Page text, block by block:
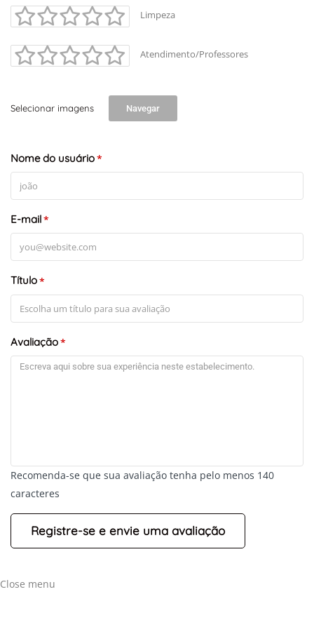
+-
Leaflet
Limpeza
Atendimento/Professores
Selecionar imagens Navegar
Nome do usuário*
E-mail*
Título*
Avaliação*
Recomenda-se que sua avaliação tenha pelo menos 140
caracteres
Close menu